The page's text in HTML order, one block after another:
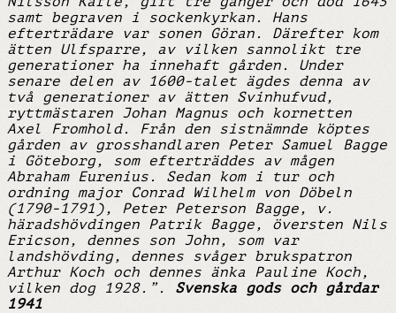
samt begraven i sockenkyrkan. Hans
efterträdare var sonen Göran. Därefter kom
ätten Ulfsparre, av vilken sannolikt tre
generationer ha innehaft gården. Under
senare delen av 1600-talet ägdes denna av
två generationer av ätten Svinhufvud,
ryttmästaren Johan Magnus och kornetten
Axel Fromhold. Från den sistnämnde köptes
gården av grosshandlaren Peter Samuel Bagge
i Göteborg, som efterträddes av mågen
Abraham Eurenius. Sedan kom i tur och
ordning major Conrad Wilhelm von Döbeln
(1790-1791), Peter Peterson Bagge, v.
häradshövdingen Patrik Bagge, översten Nils
Ericson, dennes son John, som var
landshövding, dennes svåger brukspatron
Arthur Koch och dennes änka Pauline Koch,
vilken dog 1928.”. Svenska gods och gårdar
1941